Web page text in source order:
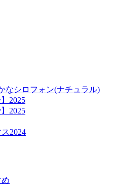
なシロフォン(ナチュラル)
2025
2025
2024